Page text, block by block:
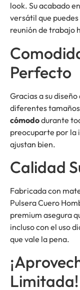
look. Su acabado
versátil que
reunión de trabajo
Perfecto
Gracias a su
diferentes
cómododurante
preocuparte por la
ajustan bien.
Calidad
Fabricada con
Pulsera Cuero
premium asegura
incluso con el uso
que vale la pena.
Limitada!